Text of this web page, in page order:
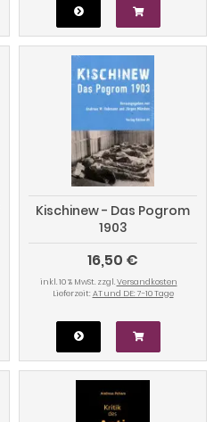
Kischinew - Das Pogrom
1903
16,50 €
inkl. 10 % MwSt. zzgl.Versandkosten
Lieferzeit: AT und DE: 7-10 Tage